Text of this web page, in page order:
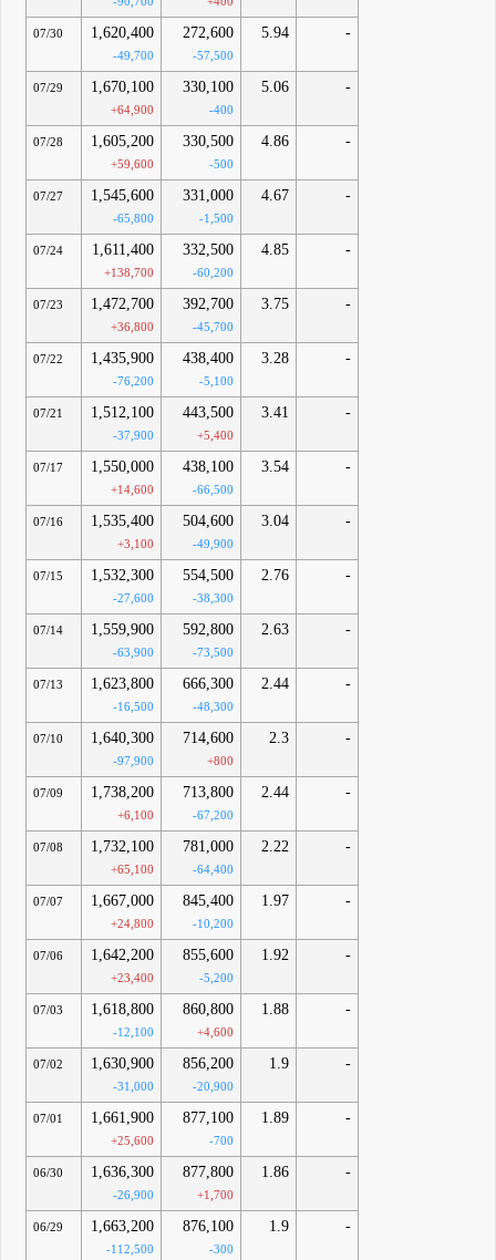
07/30 1,620,400
-49,700
272,600
-57,500
5.94 -
07/29 1,670,100
+64,900
330,100
-400
5.06 -
07/28 1,605,200
+59,600
330,500
-500
4.86 -
07/27 1,545,600
-65,800
331,000
-1,500
4.67 -
07/24 1,611,400
+138,700
332,500
-60,200
4.85 -
07/23 1,472,700
+36,800
392,700
-45,700
3.75 -
07/22 1,435,900
-76,200
438,400
-5,100
3.28 -
07/21 1,512,100
-37,900
443,500
+5,400
3.41 -
07/17 1,550,000
+14,600
438,100
-66,500
3.54 -
07/16 1,535,400
+3,100
504,600
-49,900
3.04 -
07/15 1,532,300
-27,600
554,500
-38,300
2.76 -
07/14 1,559,900
-63,900
592,800
-73,500
2.63 -
07/13 1,623,800
-16,500
666,300
-48,300
2.44 -
07/10 1,640,300
-97,900
714,600
+800
2.3 -
07/09 1,738,200
+6,100
713,800
-67,200
2.44 -
07/08 1,732,100
+65,100
781,000
-64,400
2.22 -
07/07 1,667,000
+24,800
845,400
-10,200
1.97 -
07/06 1,642,200
+23,400
855,600
-5,200
1.92 -
07/03 1,618,800
-12,100
860,800
+4,600
1.88 -
07/02 1,630,900
-31,000
856,200
-20,900
1.9 -
07/01 1,661,900
+25,600
877,100
-700
1.89 -
06/30 1,636,300
-26,900
877,800
+1,700
1.86 -
06/29 1,663,200
-112,500
876,100
-300
1.9 -